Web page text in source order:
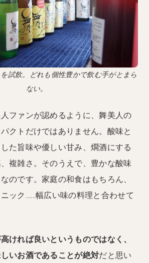
試飲。どれも個性豊かで飲む手がとまら
ない。
ファンが認めるように、舞美人の
クトだけではありません。酸味と
た旨味や優しい甘み、燗酒にする
複雑さ。そのうえで、豊かな酸味
のです。家庭の和食はもちろん、
ック……幅広い味の料理と合わせて
ければ良いというものではなく、
いお酒であることが絶対だと思い